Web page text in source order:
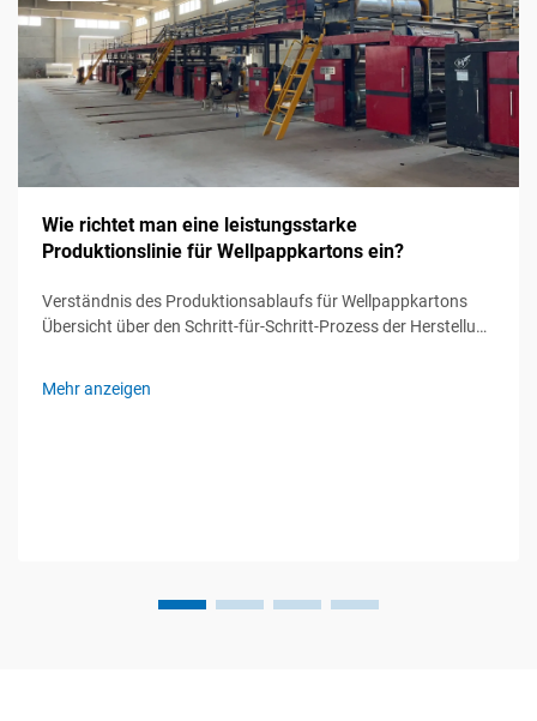
Wie richtet man eine leistungsstarke
Produktionslinie für Wellpappkartons ein?
Verständnis des Produktionsablaufs für Wellpappkartons
Übersicht über den Schritt-für-Schritt-Prozess der Herstellung
... in schützende Verpackungen
Mehr anzeigen